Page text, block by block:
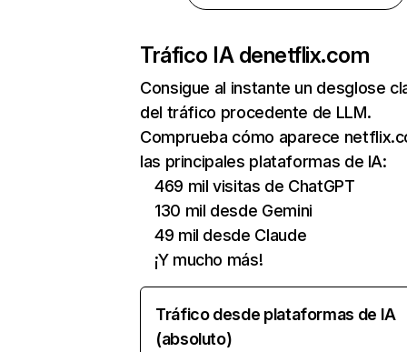
Tráfico IA denetflix.com
Consigue al instante un desglose
del tráfico procedente de LLM.
Comprueba cómo aparece
las principales plataformas de IA:
469 mil visitas de ChatGPT
130 mil desde Gemini
49 mil desde Claude
¡Y mucho más!
Tráfico desde plataformas de IA
(absoluto)